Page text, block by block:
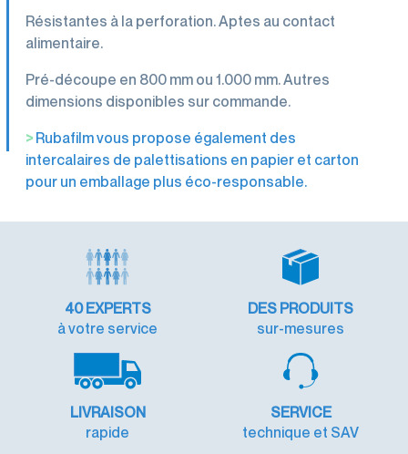
Résistantes à la perforation. Aptes au contact
alimentaire.
Pré-découpe en 800 mm ou 1.000 mm. Autres
dimensions disponibles sur commande.
> Rubafilm vous propose également des
intercalaires de palettisations en papier et carton
pour un emballage plus éco-responsable.
40 EXPERTS
à votre service
DES PRODUITS
sur-mesures
LIVRAISON
rapide
SERVICE
technique et SAV